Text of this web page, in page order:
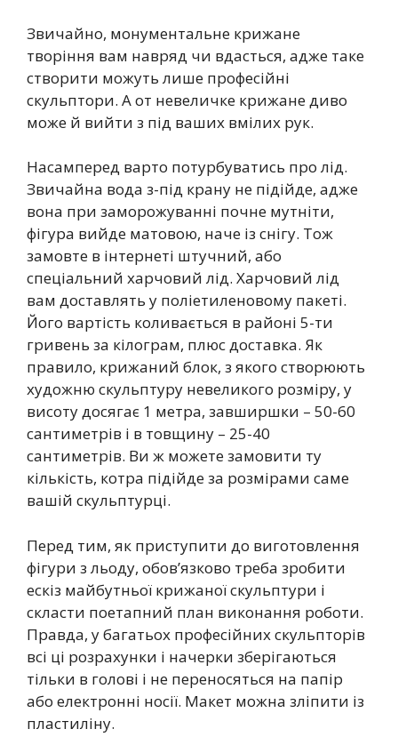
Звичайно, монументальне крижане
творіння вам навряд чи вдасться, адже таке
створити можуть лише професійні
скульптори. А от невеличке крижане диво
може й вийти з під ваших вмілих рук.
Насамперед варто потурбуватись про лід.
Звичайна вода з-під крану не підійде, адже
вона при заморожуванні почне мутніти,
фігура вийде матовою, наче із снігу. Тож
замовте в інтернеті штучний, або
спеціальний харчовий лід. Харчовий лід
вам доставлять у поліетиленовому пакеті.
Його вартість коливається в районі 5-ти
гривень за кілограм, плюс доставка. Як
правило, крижаний блок, з якого створюють
художню скульптуру невеликого розміру, у
висоту досягає 1 метра, завширшки – 50-60
сантиметрів і в товщину – 25-40
сантиметрів. Ви ж можете замовити ту
кількість, котра підійде за розмірами саме
вашій скульптурці.
Перед тим, як приступити до виготовлення
фігури з льоду, обов’язково треба зробити
ескіз майбутньої крижаної скульптури і
скласти поетапний план виконання роботи.
Правда, у багатьох професійних скульпторів
всі ці розрахунки і начерки зберігаються
тільки в голові і не переносяться на папір
або електронні носії. Макет можна зліпити із
пластиліну.